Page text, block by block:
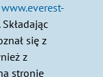
www.everest-
się z
z
stronie